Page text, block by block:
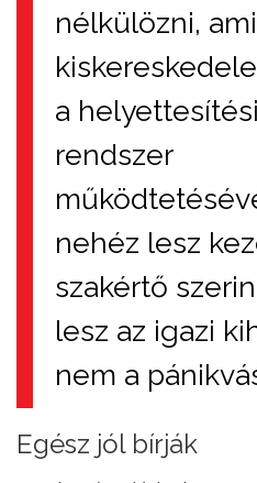
nélkülözni,
a helyettesítési
rendszer
nehéz lesz
szakértő
lesz az igazi
nem a
Egész jól bírják